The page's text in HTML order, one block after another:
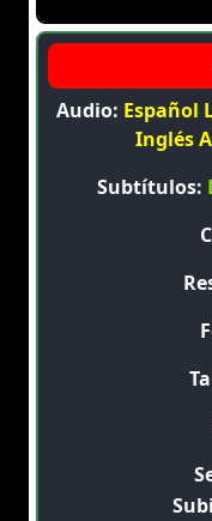
Audio: Español
Inglés
Subtítulos: